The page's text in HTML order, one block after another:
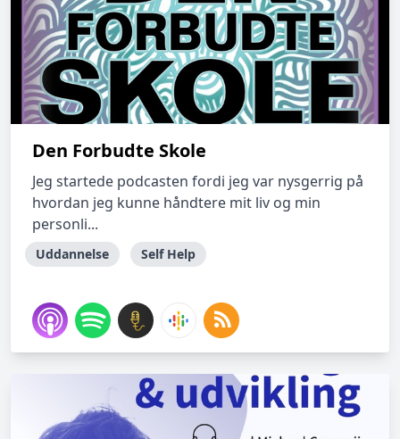
Den Forbudte Skole
Jeg startede podcasten fordi jeg var nysgerrig på
hvordan jeg kunne håndtere mit liv og min
personli...
Uddannelse Self Help